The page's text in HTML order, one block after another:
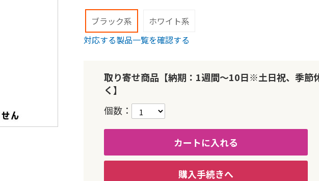
ブラック系
ホワイト系
対応する製品一覧を確認する
取り寄せ商品【納期：1週間～10日※土日祝、季節
く】
個数
カートに入れる
購入手続きへ